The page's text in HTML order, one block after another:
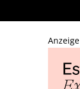
Anzeige